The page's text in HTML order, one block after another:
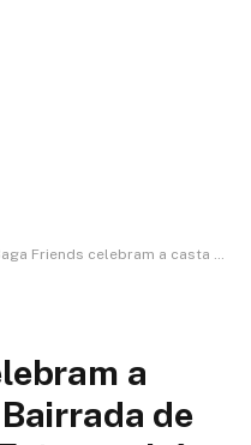
Friends celebram a casta rainha da Bairrada de portas abertas. Este ano há arraial e novos produtores
a
de